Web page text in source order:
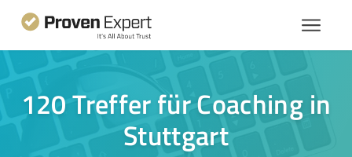
120 Treffer für Coaching in
Stuttgart